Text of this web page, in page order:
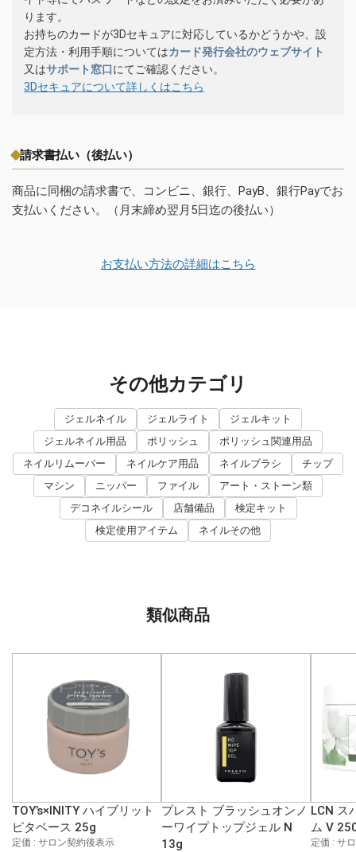
ります。
お持ちのカードが3Dセキュアに対応しているかどうかや、設
定方法・利用手順についてはカード発行会社のウェブサイト
又はサポート窓口にてご確認ください。
3Dセキュアについて詳しくはこちら
請求書払い（後払い）
商品に同梱の請求書で、コンビニ、銀行、PayB、銀行Payでお
支払いください。（月末締め翌月5日迄の後払い）
お支払い方法の詳細はこちら
その他カテゴリ
ジェルネイル ジェルライト
ジェルキット
ジェルネイル用品
ポリッシュ
ポリッシュ関連用品
ネイルリムーバー
ネイルケア用品 ネイルブラシ
チップ
マシン
ニッパー ファイル
アート・ストーン類
デコネイルシール
店舗備品
検定キット
検定使用アイテム
ネイルその他
類似商品
TOY’s×INITY ハイブリット
ピタベース 25g
定価 : サロン契約後表示
プレスト ブラッシュオンノ
ーワイプトップジェル N
13g
LCN ス
ム V
定価 : サ